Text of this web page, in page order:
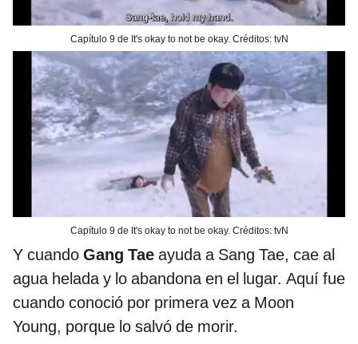
Capítulo 9 de It's okay to not be okay. Créditos: tvN
Capítulo 9 de It's okay to not be okay. Créditos: tvN
Y cuando Gang Tae ayuda a Sang Tae, cae al
agua helada y lo abandona en el lugar. Aquí fue
cuando conoció por primera vez a Moon
Young, porque lo salvó de morir.